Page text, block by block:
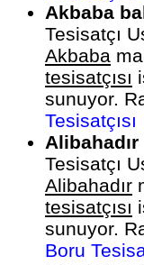
Akbaba
Tesisatçı
Akbaba
tesisatçısı
sunuyor.
Tesisatçısı
Alibahadır
Tesisatçı
Alibahadır
tesisatçısı
sunuyor.
Boru